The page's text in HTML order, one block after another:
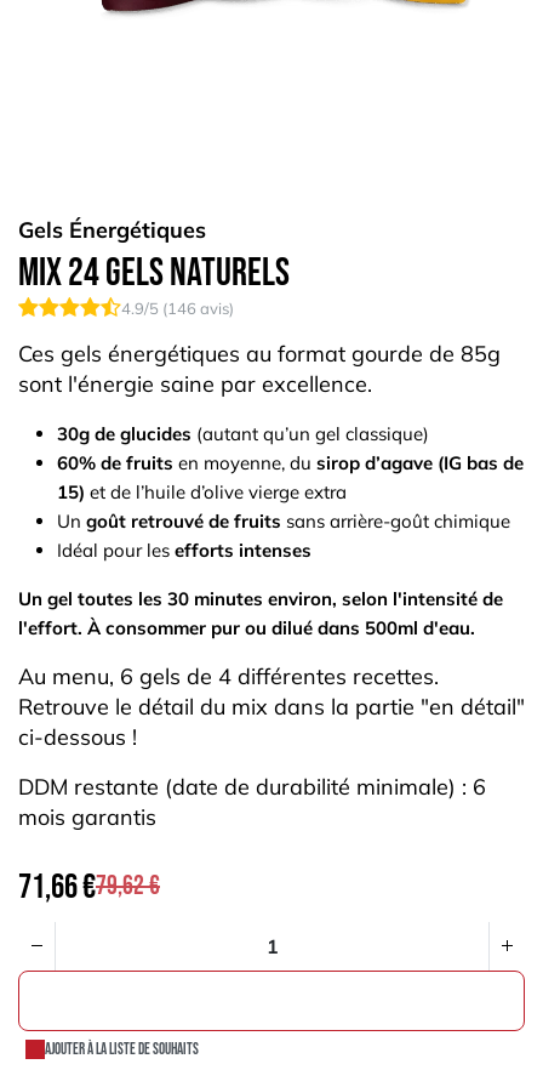
Gels Énergétiques
Mix 24 Gels naturels
4.9/5 (146 avis)
Ces gels énergétiques au format gourde de 85g
sont l'énergie saine par excellence.
30g de glucides (autant qu’un gel classique)
60% de fruits en moyenne, du sirop d’agave (IG bas de
15) et de l’huile d’olive vierge extra
Un goût retrouvé de fruits sans arrière-goût chimique
Idéal pour les efforts intenses
Un gel toutes les 30 minutes environ, selon l'intensité de
l'effort. À consommer pur ou dilué dans 500ml d'eau.
Au menu, 6 gels de 4 différentes recettes.
Retrouve le détail du mix dans la partie "en détail"
ci-dessous !
DDM restante (date de durabilité minimale) : 6
mois garantis
71,66€79,62€
Ajouter à la liste de souhaits